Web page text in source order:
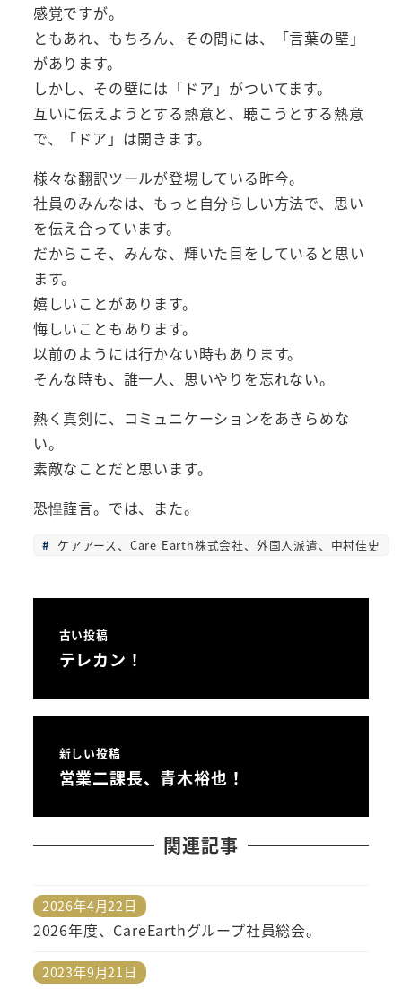
感覚ですが。
ともあれ、もちろん、その間には、「言葉の壁」
があります。
しかし、その壁には「ドア」がついてます。
互いに伝えようとする熱意と、聴こうとする熱意
で、「ドア」は開きます。
様々な翻訳ツールが登場している昨今。
社員のみんなは、もっと自分らしい方法で、思い
を伝え合っています。
だからこそ、みんな、輝いた目をしていると思い
ます。
嬉しいことがあります。
悔しいこともあります。
以前のようには行かない時もあります。
そんな時も、誰一人、思いやりを忘れない。
熱く真剣に、コミュニケーションをあきらめな
い。
素敵なことだと思います。
恐惶謹言。では、また。
ケアアース、Care Earth株式会社、外国人派遣、中村佳史
古い投稿
テレカン！
新しい投稿
営業二課長、青木裕也！
関連記事
2026年度、CareEarthグループ社員総会。
投稿日
2026年4月22日
投稿日
2023年9月21日